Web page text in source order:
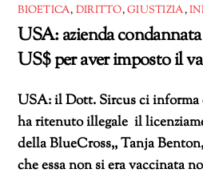
BIOETICA, DIRITTO,GIUSTIZIA,
USA: azienda condannata
US$ per aver imposto il
USA: il Dott. Sircus ci
ha ritenuto illegale il
della BlueCross,, Tanja
che essa non si era vaccinata